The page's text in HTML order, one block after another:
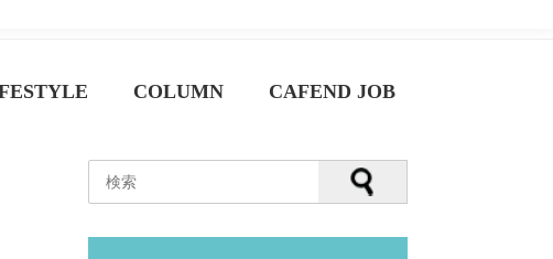
COLUMN CAFEND JOB